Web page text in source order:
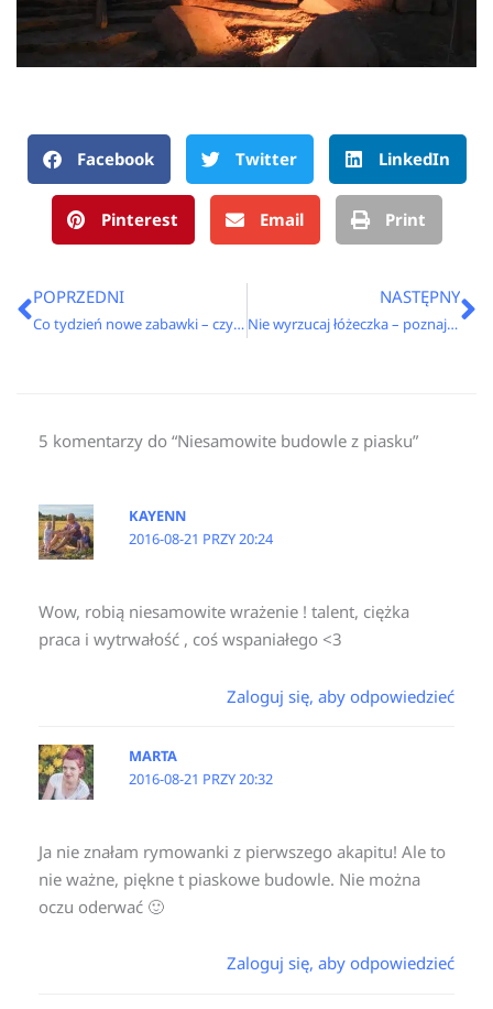
Facebook Twitter LinkedIn
Pinterest Email Print
Prev
POPRZEDNI
Co tydzień nowe zabawki – czy rozpieszczam dziecko?
NASTĘPNY
Nie wyrzucaj łóżeczka – poznaj 6 sposobów na jego metamorfozę!
5 komentarzy do “Niesamowite budowle z piasku”
KAYENN
2016-08-21 PRZY 20:24
Wow, robią niesamowite wrażenie ! talent, ciężka
praca i wytrwałość , coś wspaniałego <3
Zaloguj się, aby odpowiedzieć
MARTA
2016-08-21 PRZY 20:32
Ja nie znałam rymowanki z pierwszego akapitu! Ale to
nie ważne, piękne t piaskowe budowle. Nie można
oczu oderwać 🙂
Zaloguj się, aby odpowiedzieć